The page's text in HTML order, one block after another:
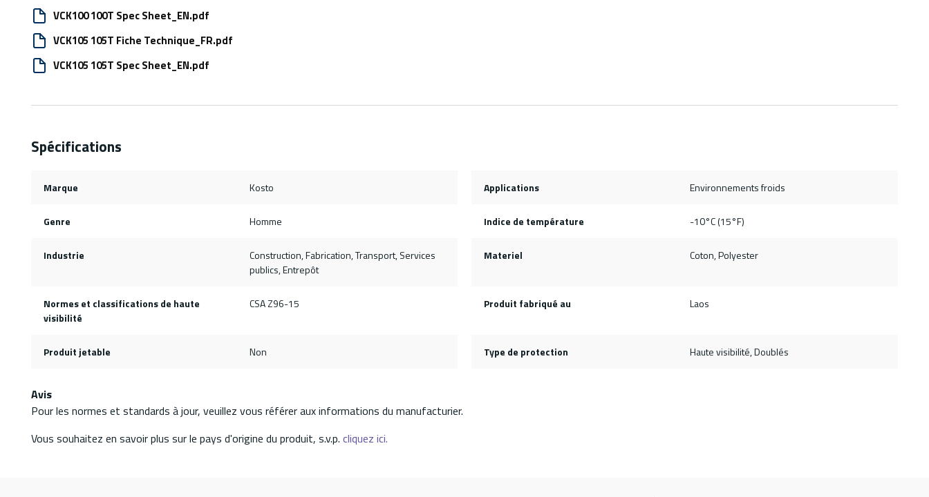
VCK100 100T Spec Sheet_EN.pdf
VCK105 105T Fiche Technique_FR.pdf
VCK105 105T Spec Sheet_EN.pdf
Spécifications
Marque Kosto Applications Environnements froids
Genre Homme Indice de température -10°C (15°F)
Industrie
Construction, Fabrication, Transport, Services
publics, Entrepôt
Materiel Coton, Polyester
Normes et classifications de haute
visibilité
CSA Z96-15 Produit fabriqué au Laos
Produit jetable Non Type de protection Haute visibilité, Doublés
Avis
Pour les normes et standards à jour, veuillez vous référer aux informations du manufacturier.
Vous souhaitez en savoir plus sur le pays d'origine du produit, s.v.p. cliquez ici.